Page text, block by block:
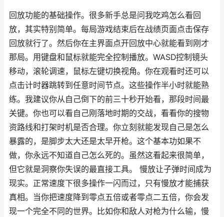
回放功能的基础操作。很多新手总是问我吃鸡怎么看回
放，其实特别简单。每局游戏结束后在战绩页面点击保存
回放就行了。然后你在主界面点开回放中心就能看到刚才
那局。用键盘和鼠标就能完全控制播放。WASD控制镜头
移动，滚轮调速，鼠标左键切换视角。你在观看时还可以
点击计时器跳转到任意时间节点。这些操作半小时就能熟
练。我建议你从自己倒下的前三十秒开始看，那段时间最
关键。你也可以看自己刚落地时期的交战，看看你的搜物
资路线和打架时机是否合理。你立刻就能发现自己是怎么
暴露的，是脚步太大还是太早开枪。这个基本功如果不
做，你永远不知道自己怎么死的。虽然这看起来很简单，
但它就是洞察你失误的最直接工具。 慢放让子弹时间成为
现实。正常速度下很多操作一闪而过，只有慢放才能捕获
真相。当你把速度降到零点五倍或者零点二五倍，你会发
现一个完全不同的世界。比如你和敌人对枪为什么输，慢